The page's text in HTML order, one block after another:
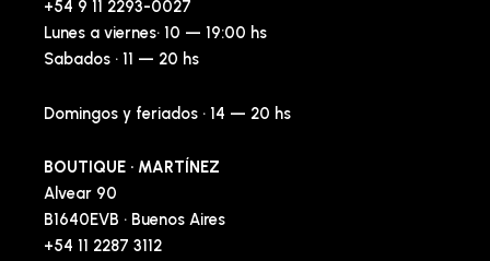
+54 9 11 2293-0027
Lunes a viernes· 10 — 19:00 hs
Sabados · 11 — 20 hs
Domingos y feriados · 14 — 20 hs
BOUTIQUE · MARTÍNEZ
Alvear 90
B1640EVB · Buenos Aires
+54 11 2287 3112